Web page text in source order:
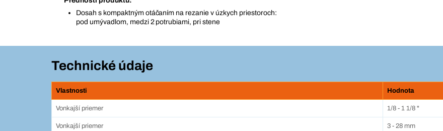
Dosah s kompaktným otáčaním na rezanie v úzkych priestoroch:
pod umývadlom, medzi 2 potrubiami, pri stene
Technické údaje
Vlastnosti Hodnota
Vonkajší priemer 1/8 - 1 1/8 "
Vonkajší priemer 3 - 28 mm